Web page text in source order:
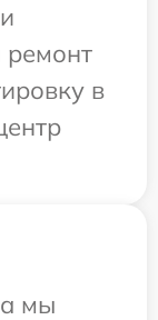
ремонт
в
мы